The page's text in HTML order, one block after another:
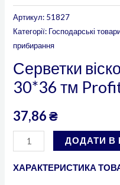
Артикул: 51827
Категорії: Господарські
прибирання
Серветки
30*36 тм
37,86₴
ДОДАТИ В
ХАРАКТЕРИСТИКА